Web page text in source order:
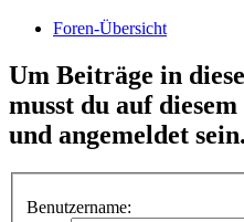
Foren-Übersicht
Um Beiträge in
musst du auf
und angemeldet sein.
Benutzername: